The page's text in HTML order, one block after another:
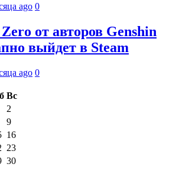
ago 0
от авторов Genshin
выйдет в Steam
ago 0
Вс
2
9
16
23
30